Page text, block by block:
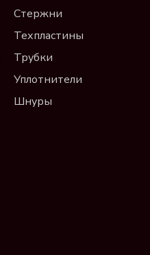
Стержни
Техпластины
Трубки
Уплотнители
Шнуры